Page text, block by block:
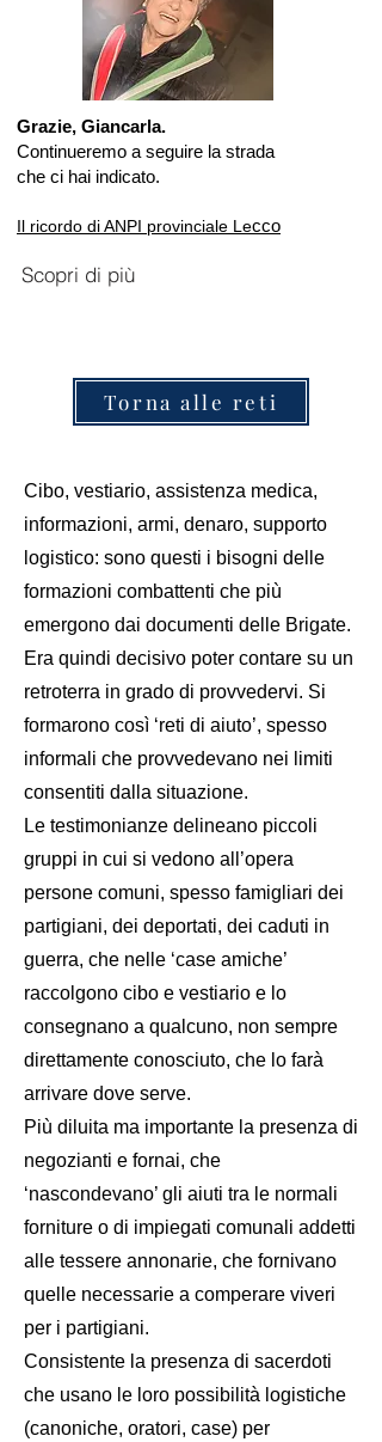
Grazie, Giancarla.
Continueremo a seguire la strada
che ci hai indicato.
Il ricordo di ANPI provinciale Lecco
Scopri di più
Torna alle reti
Cibo, vestiario, assistenza medica,
informazioni, armi, denaro, supporto
logistico: sono questi i bisogni delle
formazioni combattenti che più
emergono dai documenti delle Brigate.
Era quindi decisivo poter contare su un
retroterra in grado di provvedervi. Si
formarono così ‘reti di aiuto’, spesso
informali che provvedevano nei limiti
consentiti dalla situazione.
Le testimonianze delineano piccoli
gruppi in cui si vedono all’opera
persone comuni, spesso famigliari dei
partigiani, dei deportati, dei caduti in
guerra, che nelle ‘case amiche’
raccolgono cibo e vestiario e lo
consegnano a qualcuno, non sempre
direttamente conosciuto, che lo farà
arrivare dove serve.
Più diluita ma importante la presenza di
negozianti e fornai, che
‘nascondevano’ gli aiuti tra le normali
forniture o di impiegati comunali addetti
alle tessere annonarie, che fornivano
quelle necessarie a comperare viveri
per i partigiani.
Consistente la presenza di sacerdoti
che usano le loro possibilità logistiche
(canoniche, oratori, case) per